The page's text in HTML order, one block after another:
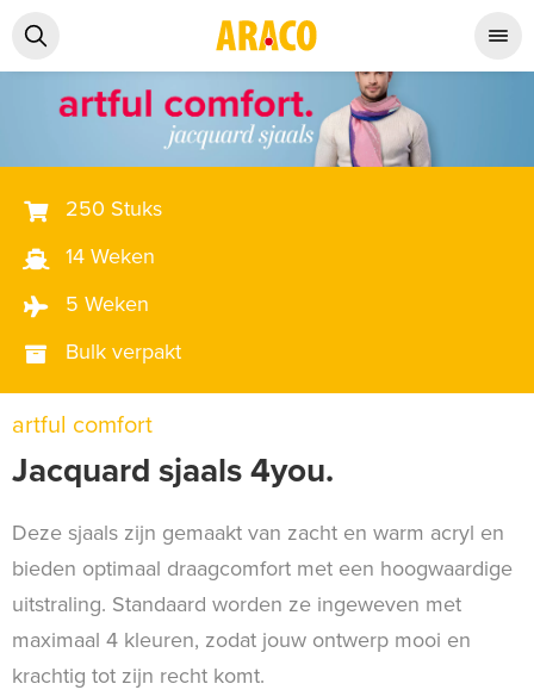
250 Stuks
14 Weken
5 Weken
Bulk verpakt
artful comfort
Jacquard sjaals 4you.
Deze sjaals zijn gemaakt van zacht en warm acryl en
bieden optimaal draagcomfort met een hoogwaardige
uitstraling. Standaard worden ze ingeweven met
maximaal 4 kleuren, zodat jouw ontwerp mooi en
krachtig tot zijn recht komt.